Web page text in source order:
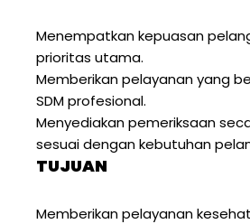
Menempatkan kepuasan
prioritas utama.
Memberikan pelayanan yang
SDM profesional.
Menyediakan pemeriksaan
sesuai dengan kebutuhan
TUJUAN
Memberikan pelayanan